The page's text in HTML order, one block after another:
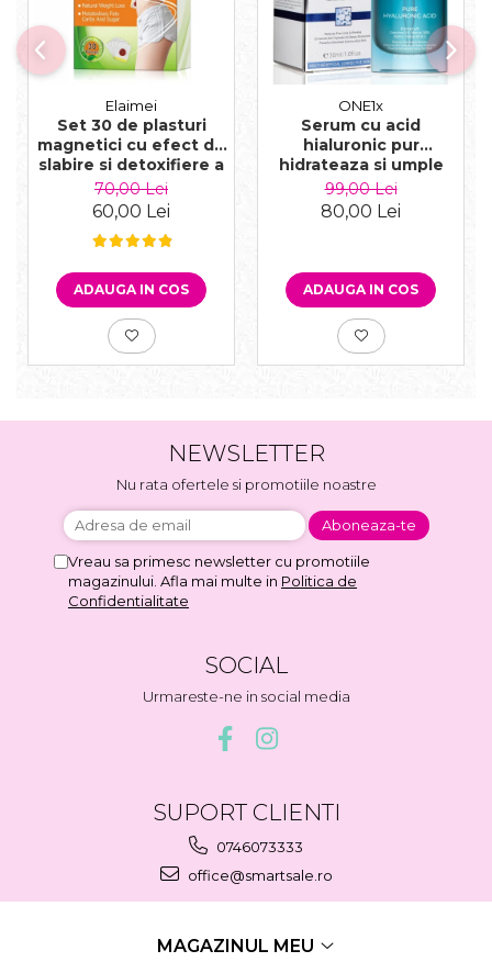
Elaimei
Set 30 de plasturi
magnetici cu efect de
slabire si detoxifiere a
organismului
ingrediente naturale
70,00 Lei
60,00 Lei
ADAUGA IN COS
ONE1x
Serum cu acid
hialuronic pur
hidrateaza si umple
ridurile, 30 ml
99,00 Lei
80,00 Lei
ADAUGA IN COS
NEWSLETTER
Nu rata ofertele si promotiile noastre
Vreau sa primesc newsletter cu promotiile
magazinului. Afla mai multe in Politica de
Confidentialitate
SOCIAL
Urmareste-ne in social media
SUPORT CLIENTI
0746073333
office@smartsale.ro
MAGAZINUL MEU